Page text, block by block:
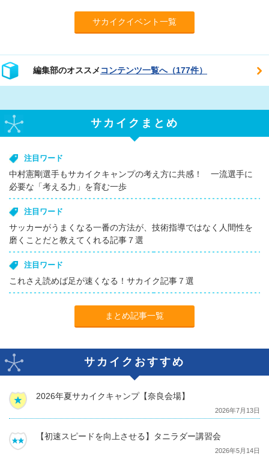
サカイクイベント一覧
編集部のオススメ コンテンツ一覧へ（177件）
サカイクまとめ
注目ワード
中村憲剛選手もサカイクキャンプの考え方に共感！ 一流選手に
必要な「考える力」を育む一歩
注目ワード
サッカーがうまくなる一番の方法が、技術指導ではなく人間性を
磨くことだと教えてくれる記事７選
注目ワード
これさえ読めば足が速くなる！サカイク記事７選
まとめ記事一覧
サカイクおすすめ
2026年夏サカイクキャンプ【奈良会場】
2026年7月13日
【初速スピードを向上させる】タニラダー講習会
2026年5月14日